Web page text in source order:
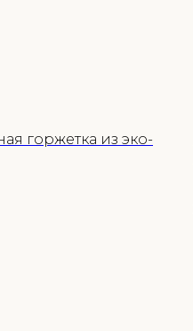
горжетка из эко-